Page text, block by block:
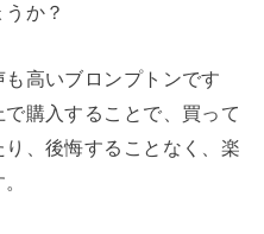
か？
高いブロンプトンです
購入することで、買って
、後悔することなく、楽